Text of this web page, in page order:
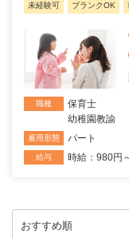
未経験可 ブランクOK
職種
保育士
幼稚園教諭
雇用形態 パート
給与 時給：980円